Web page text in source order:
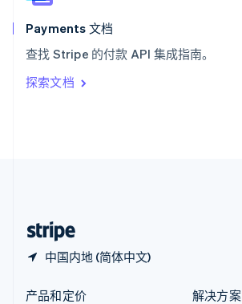
Payments 文档
查找 Stripe 的付款 API 集成指南。
探索文档
中国内地 (简体中文)
匈牙利
English
ItalianoEnglish
印度
English
产品和定价
解决方案